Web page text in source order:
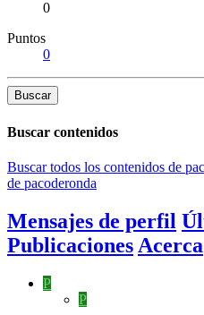
0
Puntos
0
Buscar
Buscar contenidos
Buscar todos los contenidos de
de pacoderonda
Mensajes de perfil
Publicaciones Acerca
P
P